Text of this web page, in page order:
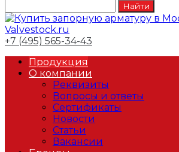
+7 (495) 565-34-43
Продукция
О компании
Реквизиты
Вопросы и ответы
Сертификаты
Новости
Статьи
Вакансии